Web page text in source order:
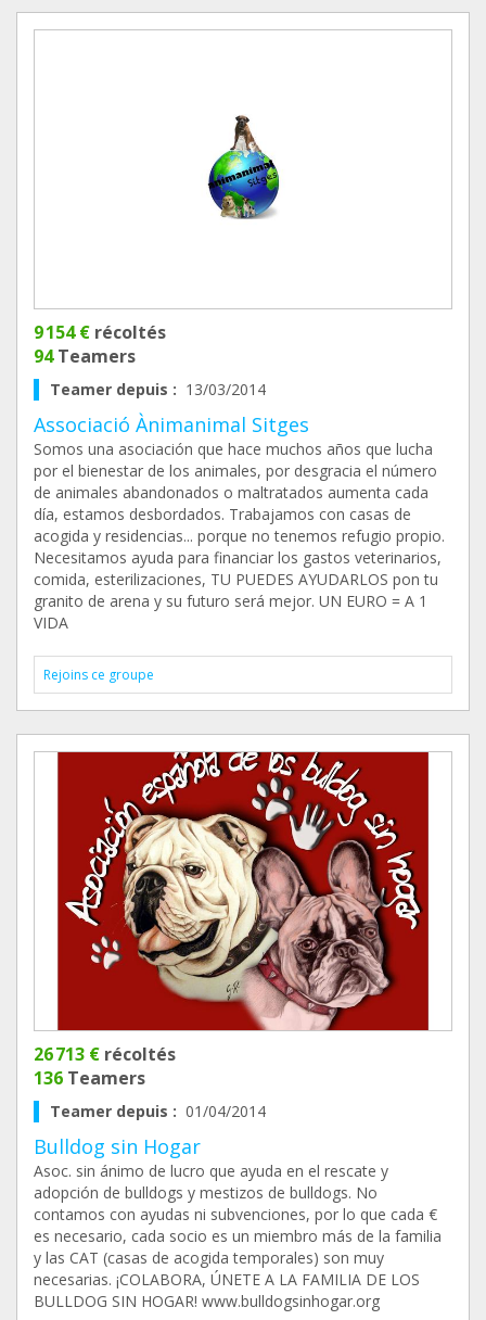
9 154 € récoltés
94Teamers
Teamer depuis : 13/03/2014
Associació Ànimanimal Sitges
Somos una asociación que hace muchos años que lucha
por el bienestar de los animales, por desgracia el número
de animales abandonados o maltratados aumenta cada
día, estamos desbordados. Trabajamos con casas de
acogida y residencias... porque no tenemos refugio propio.
Necesitamos ayuda para financiar los gastos veterinarios,
comida, esterilizaciones, TU PUEDES AYUDARLOS pon tu
granito de arena y su futuro será mejor. UN EURO = A 1
VIDA
Rejoins ce groupe
26 713 € récoltés
136 Teamers
Teamer depuis : 01/04/2014
Bulldog sin Hogar
Asoc. sin ánimo de lucro que ayuda en el rescate y
adopción de bulldogs y mestizos de bulldogs. No
contamos con ayudas ni subvenciones, por lo que cada €
es necesario, cada socio es un miembro más de la familia
y las CAT (casas de acogida temporales) son muy
necesarias. ¡COLABORA, ÚNETE A LA FAMILIA DE LOS
BULLDOG SIN HOGAR! www.bulldogsinhogar.org